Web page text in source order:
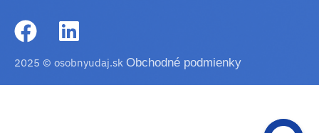
2025 © osobnyudaj.sk Obchodné podmienky